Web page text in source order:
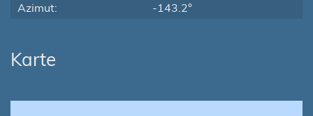
Azimut:
-143.2°
Karte